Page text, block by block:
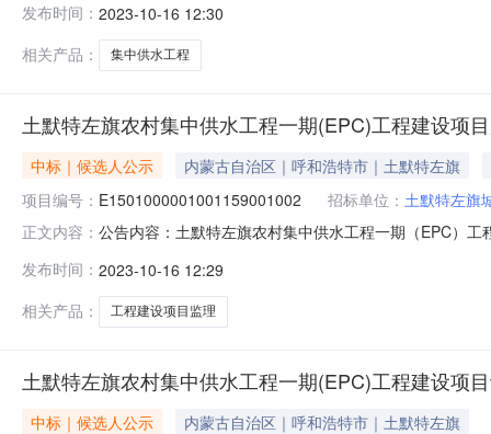
司，投标报价：5497.654900万元，质量：符合国家建
发布时间： 2023-10-16 12:30
相关产品：
集中供水工程
土默特左旗农村集中供水工程一期(EPC)工程建设项
中标｜候选人公示
内蒙古自治区｜呼和浩特市｜土默特左旗
项目编号： E1501000001001159001002 招标单位： 土默特左旗
正文内容： 公告内容：土默特左旗农村集中供水工程一期（EPC）
价：81.2990万元，质量：符合国家工程质量验评标准，
发布时间： 2023-10-16 12:29
相关产品：
工程建设项目监理
土默特左旗农村集中供水工程一期(EPC)工程建设项
中标｜候选人公示
内蒙古自治区｜呼和浩特市｜土默特左旗